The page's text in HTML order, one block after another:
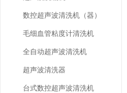
数控超声波清洗机（器）
毛细血管粘度计清洗机
全自动超声波清洗机
超声波清洗器
台式数控超声波清洗机